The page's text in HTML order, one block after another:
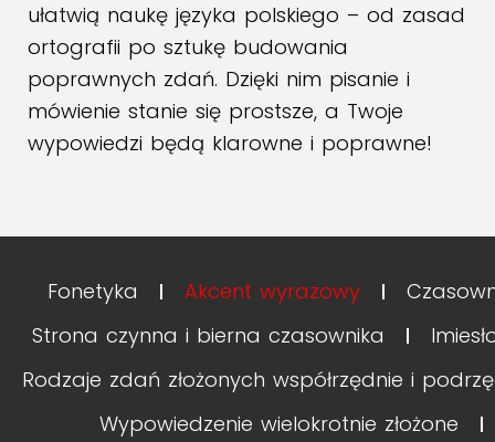
ułatwią naukę języka polskiego – od zasad
ortografii po sztukę budowania
poprawnych zdań. Dzięki nim pisanie i
mówienie stanie się prostsze, a Twoje
wypowiedzi będą klarowne i poprawne!
Fonetyka Akcent wyrazowy
Strona czynna i bierna czasownika
Rodzaje zdań złożonych współrzędnie i
Wypowiedzenie wielokrotnie złożone